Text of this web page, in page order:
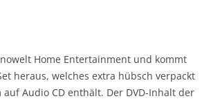
Home Entertainment und kommt
heraus, welches extra hübsch verpackt
Audio CD enthält. Der DVD-Inhalt der